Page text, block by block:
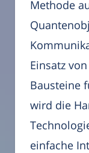
Methode
Einsatz
Bausteine
wird die
einfache